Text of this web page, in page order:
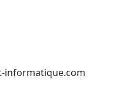
informatique.com